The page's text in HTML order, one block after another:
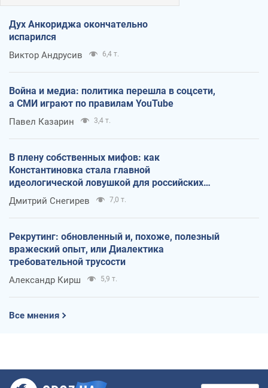
Дух Анкориджа окончательно
испарился
Виктор Андрусив 6,4 т.
Война и медиа: политика перешла в соцсети,
а СМИ играют по правилам YouTube
Павел Казарин 3,4 т.
В плену собственных мифов: как
Константиновка стала главной
идеологической ловушкой для российских
оккупантов
Дмитрий Снегирев 7,0 т.
Рекрутинг: обновленный и, похоже, полезный
вражеский опыт, или Диалектика
требовательной трусости
Александр Кирш 5,9 т.
Все мнения